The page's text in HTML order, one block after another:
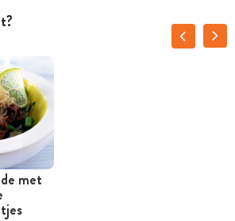
met